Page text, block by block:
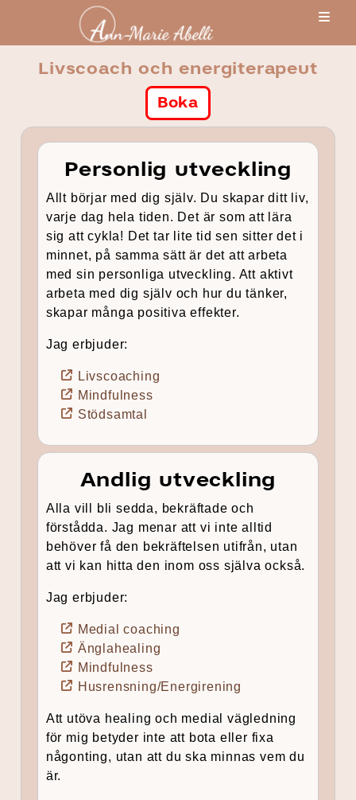
Livscoach och energiterapeut
Boka
Personlig utveckling
Allt börjar med dig själv. Du skapar ditt liv,
varje dag hela tiden. Det är som att lära
sig att cykla! Det tar lite tid sen sitter det i
minnet, på samma sätt är det att arbeta
med sin personliga utveckling. Att aktivt
arbeta med dig själv och hur du tänker,
skapar många positiva effekter.
Jag erbjuder:
Livscoaching
Mindfulness
Stödsamtal
Andlig utveckling
Alla vill bli sedda, bekräftade och
förstådda. Jag menar att vi inte alltid
behöver få den bekräftelsen utifrån, utan
att vi kan hitta den inom oss själva också.
Jag erbjuder:
Medial coaching
Änglahealing
Mindfulness
Husrensning/Energirening
Att utöva healing och medial vägledning
för mig betyder inte att bota eller fixa
någonting, utan att du ska minnas vem du
är.